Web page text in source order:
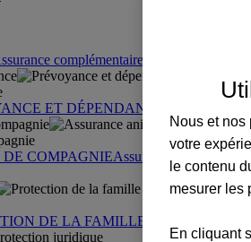
complémentaire santé
ET DÉPENDANCE
COMPAGNIEAssurance chien
DE LA FAMILLE
Nous et
votre
le contenu
mesurer les
En cliquant